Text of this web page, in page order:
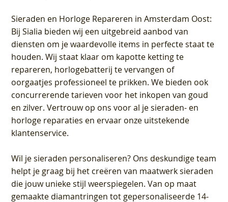
Sieraden en Horloge Repareren in Amsterdam Oost:
Bij Sialia bieden wij een uitgebreid aanbod van
diensten om je waardevolle items in perfecte staat te
houden. Wij staat klaar om kapotte ketting te
repareren, horlogebatterij te vervangen of
oorgaatjes professioneel te prikken. We bieden ook
concurrerende tarieven voor het inkopen van goud
en zilver. Vertrouw op ons voor al je sieraden- en
horloge reparaties en ervaar onze uitstekende
klantenservice.
Wil je sieraden personaliseren? Ons deskundige team
helpt je graag bij het creëren van maatwerk sieraden
die jouw unieke stijl weerspiegelen. Van op maat
gemaakte diamantringen tot gepersonaliseerde 14-